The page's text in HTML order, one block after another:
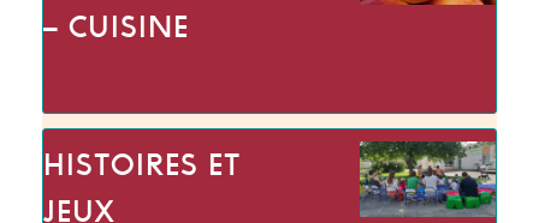
– CUISINE
HISTOIRES ET
JEUX